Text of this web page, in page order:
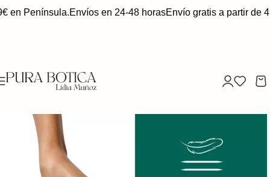
en Península.Envíos en 24-48 horasEnvío gratis a partir de